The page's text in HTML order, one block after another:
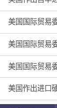
美国作出进口